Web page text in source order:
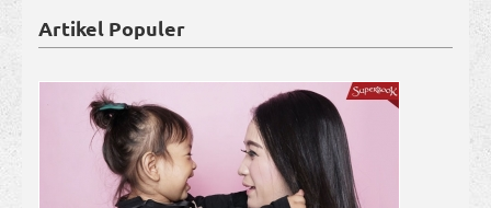
Artikel Populer